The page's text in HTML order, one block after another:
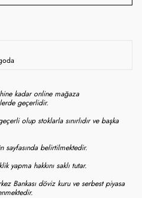
kadar online mağaza
geçerlidir.
olup stoklarla sınırlıdır ve başka
sayfasında belirtilmektedir.
yapma hakkını saklı tutar.
Bankası döviz kuru ve serbest piyasa